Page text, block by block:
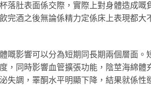
落肚表面係交際，實際上對身體造成
完酒之後無論係精力定係床上表現都
嘅影響可以分為短期同長期兩個層面
，同時影響血管擴張功能，陰莖海綿
失調，睪酮水平明顯下降，結果就係